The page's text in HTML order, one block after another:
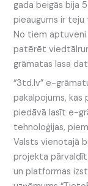
gada beigās bija
pieaugums ir teju
No tiem
patērēt
grāmatas lasa
“3td.lv” e-
pakalpojums,
piedāvā lasīt e-
tehnoloģijas,
Valsts vienotajā
projekta
un platformas